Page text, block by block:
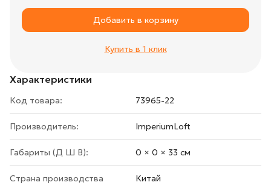
Характеристики
Код товара: 73965-22
Производитель: ImperiumLoft
Габариты (Д Ш В): 0 × 0 × 33 cм
Страна производства
Китай
Добавить в корзину
Купить в 1 клик